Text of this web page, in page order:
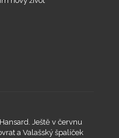
Ještě v červnu
a Valašský špalíček